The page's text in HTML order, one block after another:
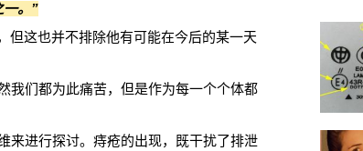
一。”
但这也并不排除他有可能在今后的某一天
我们都为此痛苦，但是作为每一个个体都
来进行探讨。痔疮的出现，既干扰了排泄